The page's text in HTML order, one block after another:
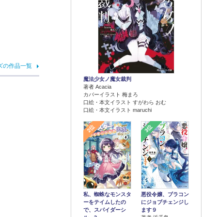
の作品一覧
魔法少女ノ魔女裁判
著者 Acacia
カバーイラスト 梅まろ
口絵・本文イラスト すがわら おむ
口絵・本文イラスト maruchi
2位
私、蜘蛛なモンスタ
ーをテイムしたの
で、スパイダーシ
3位
悪役令嬢、ブラコン
にジョブチェンジし
ます９